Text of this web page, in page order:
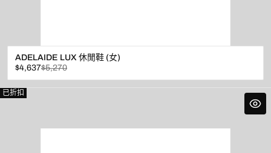
ADELAIDE LUX 休閒鞋 (女)
已
折
扣
$4,637
原
價
$5,270
已折扣